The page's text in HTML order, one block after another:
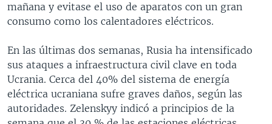
mañana y evitase el uso de aparatos con un gran
consumo como los calentadores eléctricos.
En las últimas dos semanas, Rusia ha intensificado
sus ataques a infraestructura civil clave en toda
Ucrania. Cerca del 40% del sistema de energía
eléctrica ucraniana sufre graves daños, según las
autoridades. Zelenskyy indicó a principios de la